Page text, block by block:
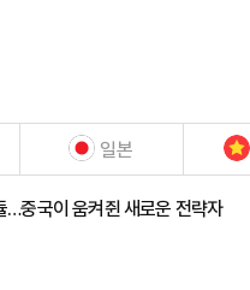
일본
…중국이 움켜쥔 새로운 전략자